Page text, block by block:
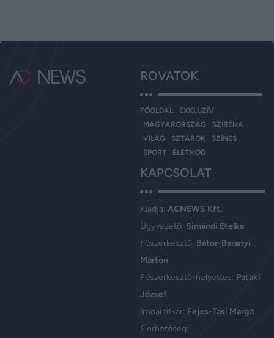
ROVATOK
FŐOLDAL
EXKLUZÍV
MAGYARORSZÁG
SZIRÉNA
VILÁG
SZTÁROK
SZÍNES
SPORT
ÉLETMÓD
KAPCSOLAT
Kiadja: ACNEWS Kft.
Ügyvezető: Simándi Etelka
Főszerkesztő: Bátor-Baranyi
Márton
Főszerkesztő-helyettes: Pataki
József
Irodai titkár: Fejes-Tasi Margit
Elérhetőség: